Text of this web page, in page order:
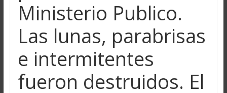
Ministerio Publico.
Las lunas, parabrisas
e intermitentes
fueron destruidos. El